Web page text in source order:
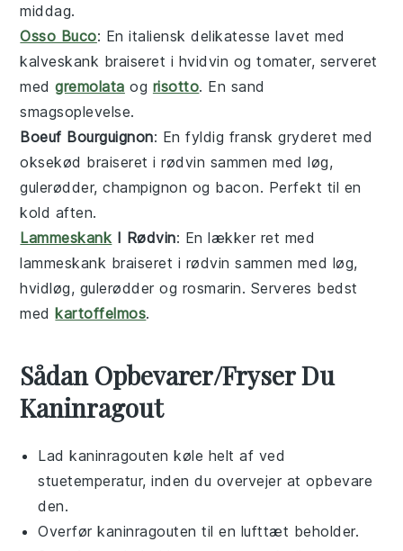
middag.
Osso Buco: En italiensk delikatesse lavet med
kalveskank braiseret i hvidvin ogtomater, serveret
medgremolata og risotto. En sand
smagsoplevelse.
Boeuf Bourguignon: En fyldig fransk gryderet med
oksekød braiseret irødvin sammen medløg,
gulerødder,champignon og bacon. Perfekt til en
kold aften.
Lammeskank I Rødvin: En lækker ret med
lammeskank braiseret i rødvin sammen med løg,
hvidløg, gulerødder og rosmarin. Serveres bedst
medkartoffelmos.
Sådan Opbevarer/Fryser Du
Kaninragout
Ladkaninragouten køle helt af ved
stuetemperatur, inden du overvejer at opbevare
den.
Overførkaninragouten til en lufttæt beholder.